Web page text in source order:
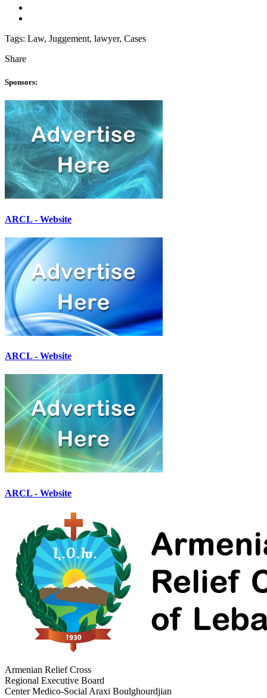
Tags: Law, Juggement, lawyer, Cases
Share
Sponsors:
ARCL - Website
ARCL - Website
ARCL - Website
Armenian Relief Cross
Regional Executive Board
Center Medico-Social Araxi Boulghourdjian